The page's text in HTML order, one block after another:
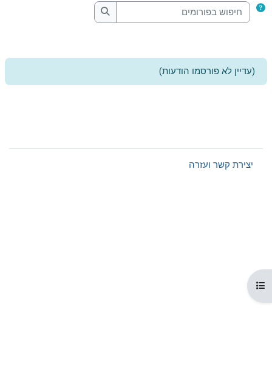
רשימת הנושאים בקורס
חיפוש בפורומים
חיפוש בפורומים
(עדיין לא פורסמו הודעות)
יצירת קשר ועזרה